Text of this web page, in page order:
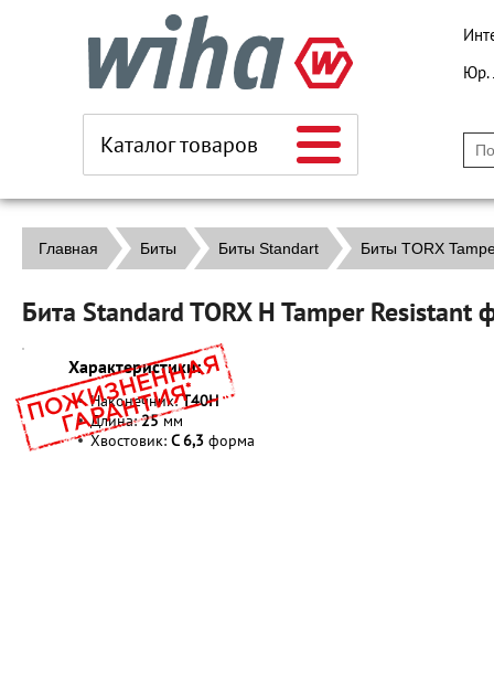
Каталог товаров
Юр.
Главная Биты Биты Standart Биты TORX
Бита Standard TORX H Tamper
Характеристики:
Наконечник:T40Н
Длина:25мм
Хвостовик: C 6,3 форма